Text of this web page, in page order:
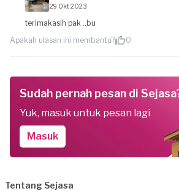
29 Okt 2023
terimakasih pak ..bu
Apakah ulasan ini membantu?
0
Sudah pernah pesan di
Yuk, masuk untuk pesan lagi
Masuk
Tentang Sejasa